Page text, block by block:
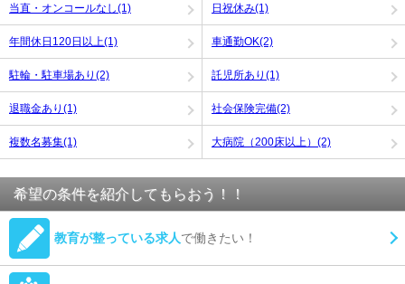
当直・オンコールなし(1) 日祝休み(1)
年間休日120日以上(1) 車通勤OK(2)
駐輪・駐車場あり(2) 託児所あり(1)
退職金あり(1) 社会保険完備(2)
複数名募集(1) 大病院（200床以上）(2)
希望の条件を紹介してもらおう！！
教育が整っている求人で働きたい！